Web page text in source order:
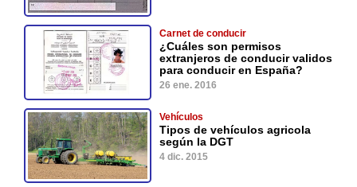
Carnet de conducir
¿Cuáles son permisos
extranjeros de conducir validos
para conducir en España?
26 ene. 2016
Vehículos
Tipos de vehículos agricola
según la DGT
4 dic. 2015